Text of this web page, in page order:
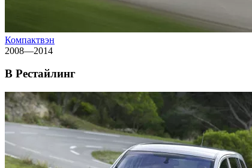
Компактвэн
2008—2014
B Рестайлинг